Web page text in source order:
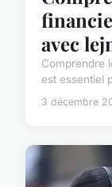
avec
Comprendre
est essentiel
3 décembre